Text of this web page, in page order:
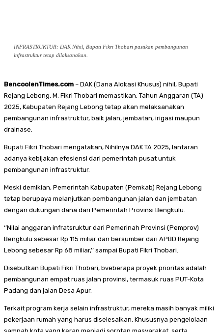
INFRASTRUKTUR: DAK Nihil, Bupati Fikri Thobari pastikan pembangunan
infrastruktur tetap dilaksanakan.
BencoolenTimes.com – DAK (Dana Alokasi Khusus) nihil, Bupati
Rejang Lebong, M. Fikri Thobari memastikan, Tahun Anggaran (TA)
2025, Kabupaten Rejang Lebong tetap akan melaksanakan
pembangunan infrastruktur, baik jalan, jembatan, irigasi maupun
drainase.
Bupati Fikri Thobari mengatakan, Nihilnya DAK TA 2025, lantaran
adanya kebijakan efesiensi dari pemerintah pusat untuk
pembangunan infrastruktur.
Meski demikian, Pemerintah Kabupaten (Pemkab) Rejang Lebong
tetap berupaya melanjutkan pembangunan jalan dan jembatan
dengan dukungan dana dari Pemerintah Provinsi Bengkulu.
‘’Nilai anggaran infratsruktur dari Pemerinah Provinsi (Pemprov)
Bengkulu sebesar Rp 115 miliar dan bersumber dari APBD Rejang
Lebong sebesar Rp 68 miliar,’’ sampai Bupati Fikri Thobari.
Disebutkan Bupati Fikri Thobari, bveberapa proyek prioritas adalah
pembangunan empat ruas jalan provinsi, termasuk ruas PUT-Kota
Padang dan jalan Desa Apur.
Terkait program kerja selain infrastruktur, mereka masih banyak miliki
pekerjaan rumah yang harus diselesaikan. Khususnya pengelolaan